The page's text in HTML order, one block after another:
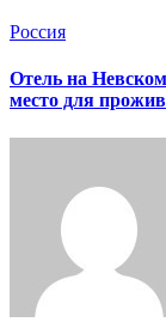
Россия
Отель на
место для